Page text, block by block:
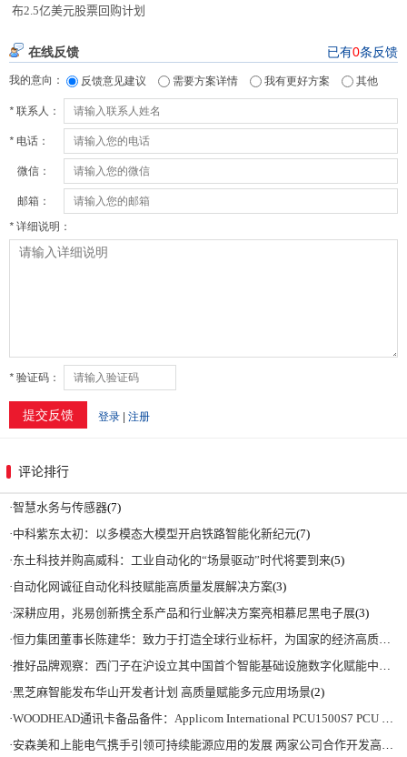
布2.5亿美元股票回购计划
评论排行
·智慧水务与传感器(7)
·中科紫东太初：以多模态大模型开启铁路智能化新纪元(7)
·东土科技并购高威科：工业自动化的“场景驱动”时代将要到来(5)
· 自动化网诚征自动化科技赋能高质量发展解决方案(3)
·深耕应用，兆易创新携全系产品和行业解决方案亮相慕尼黑电子展(3)
·恒力集团董事长陈建华：致力于打造全球行业标杆，为国家的经济高质量发展贡献更大力量|上海电气集团党委书记、董事长吴磊来访
·推好品牌观察：西门子在沪设立其中国首个智能基础设施数字化赋能中心
·黑芝麻智能发布华山开发者计划 高质量赋能多元应用场景(2)
·WOODHEAD通讯卡备品备件：Applicom International PCU1500S7 PCU 1500 S7 V4.5.0
·安森美和上能电气携手引领可持续能源应用的发展 两家公司合作开发高性能储能和太阳能组串式逆变器方案 以实现可持续的未来